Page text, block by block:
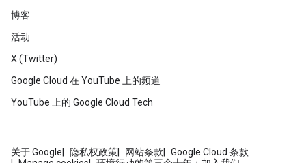
博客
活动
X (Twitter)
Google Cloud 在 YouTube 上的频道
YouTube 上的 Google Cloud Tech
关于 Google 隐私权政策 网站条款
Google Cloud 条款